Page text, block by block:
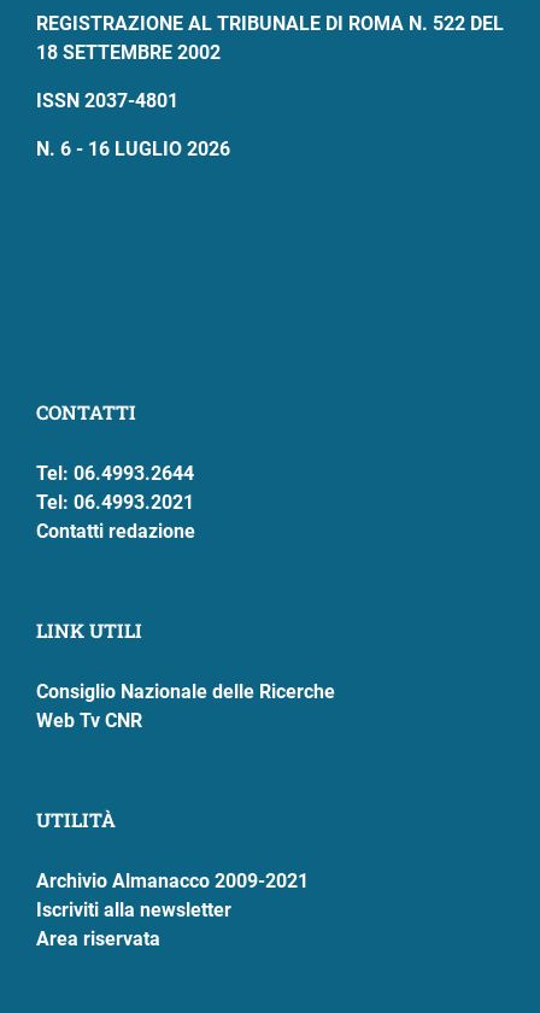
REGISTRAZIONE AL TRIBUNALE DI ROMA N. 522 DEL
18 SETTEMBRE 2002
ISSN 2037-4801
N. 6 - 16 LUGLIO 2026
CONTATTI
Tel: 06.4993.2644
Tel: 06.4993.2021
Contatti redazione
LINK UTILI
Consiglio Nazionale delle Ricerche
Web Tv CNR
UTILITÀ
Archivio Almanacco 2009-2021
Iscriviti alla newsletter
Area riservata